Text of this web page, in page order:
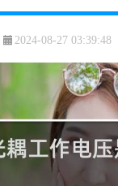
2024-08-27 03:39:48